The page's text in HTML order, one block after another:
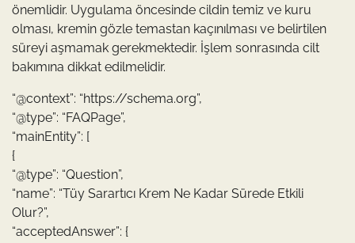
önemlidir. Uygulama öncesinde cildin temiz ve kuru
olması, kremin gözle temastan kaçınılması ve belirtilen
süreyi aşmamak gerekmektedir. İşlem sonrasında cilt
bakımına dikkat edilmelidir.
“@context”: “https://schema.org”,
“@type”: “FAQPage”,
“mainEntity”: [
{
“@type”: “Question”,
“name”: “Tüy Sarartıcı Krem Ne Kadar Sürede Etkili
Olur?”,
“acceptedAnswer”: {